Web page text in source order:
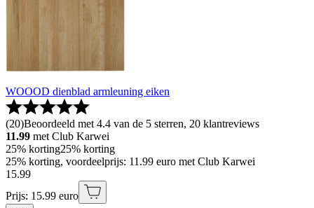
WOOOD dienblad armleuning eiken
(20)Beoordeeld met 4.4 van de 5 sterren, 20 klantreviews
11.99 met Club Karwei
25% korting25% korting
25% korting, voordeelprijs: 11.99 euro met Club Karwei
15.99
Prijs: 15.99 euro